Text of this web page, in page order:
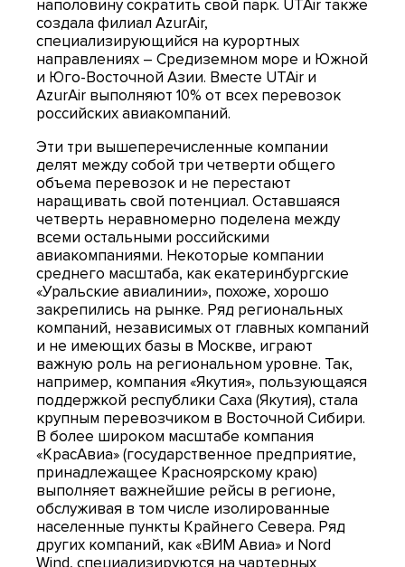
наполовину сократить свой парк. UTAir также
создала филиал AzurAir,
специализирующийся на курортных
направлениях – Средиземном море и Южной
и Юго-Восточной Азии. Вместе UTAir и
AzurAir выполняют 10% от всех перевозок
российских авиакомпаний.
Эти три вышеперечисленные компании
делят между собой три четверти общего
объема перевозок и не перестают
наращивать свой потенциал. Оставшаяся
четверть неравномерно поделена между
всеми остальными российскими
авиакомпаниями. Некоторые компании
среднего масштаба, как екатеринбургские
«Уральские авиалинии», похоже, хорошо
закрепились на рынке. Ряд региональных
компаний, независимых от главных компаний
и не имеющих базы в Москве, играют
важную роль на региональном уровне. Так,
например, компания «Якутия», пользующаяся
поддержкой республики Саха (Якутия), стала
крупным перевозчиком в Восточной Сибири.
В более широком масштабе компания
«КрасАвиа» (государственное предприятие,
принадлежащее Красноярскому краю)
выполняет важнейшие рейсы в регионе,
обслуживая в том числе изолированные
населенные пункты Крайнего Севера. Ряд
других компаний, как «ВИМ Авиа» и Nord
Wind, специализируются на чартерных